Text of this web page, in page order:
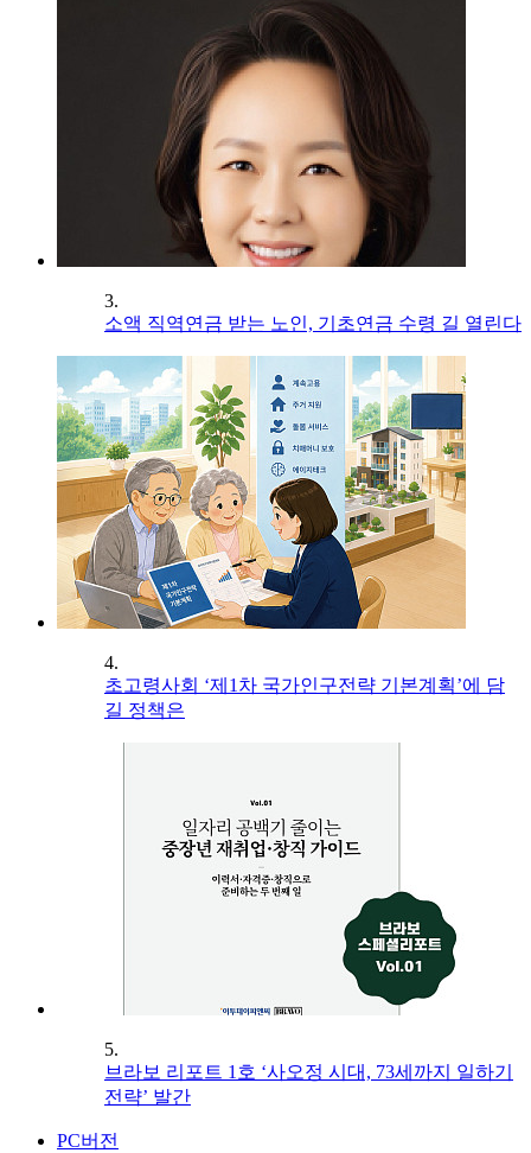
3.
소액 직역연금 받는 노인, 기초연금 수령 길 열린다
4.
초고령사회 ‘제1차 국가인구전략 기본계획’에 담
길 정책은
5.
브라보 리포트 1호 ‘사오정 시대, 73세까지 일하기
전략’ 발간
PC버전